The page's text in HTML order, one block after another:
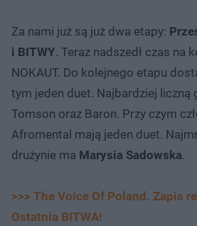
Za nami już są już dwa etapy:
i BITWY. Teraz nadszedł czas na
NOKAUT. Do kolejnego etapu
tym jeden duet. Najbardziej liczną
Tomson oraz Baron. Przy czym
Afromental mają jeden duet.
drużynie ma Marysia Sadowska.
>>> The Voice Of Poland. Zapis
Ostatnia BITWA!